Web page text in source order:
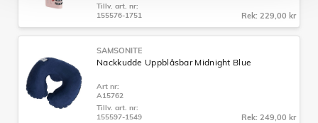
Tillv. art. nr:
155576-1751
Rek: 229,00 kr
SAMSONITE
Nackkudde Uppblåsbar Midnight Blue
Art nr:
A15762
Tillv. art. nr:
155597-1549
Rek: 249,00 kr